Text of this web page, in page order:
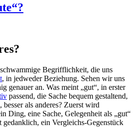
schwammige Begrifflichkeit, die uns
, in jedweder Beziehung. Sehen wir uns
genauer an. Was meint „gut“, in erster
passend, die Sache bequem gestaltend,
als anderes? Zuerst wird
Ding, eine Sache, Gelegenheit als „gut“
gedanklich, ein Vergleichs-Gegenstück